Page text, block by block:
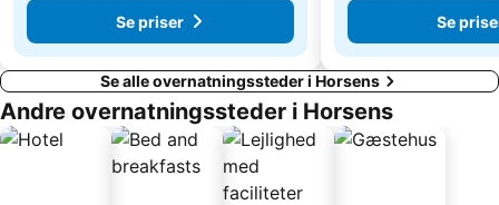
Se priser
Se
Se alle overnatningssteder i Horsens
Andre overnatningssteder i Horsens